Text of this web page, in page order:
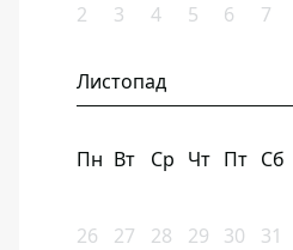
2 3 4 5 6 7
Листопад
Пн Вт Ср Чт Пт Сб
26 27 28 29 30 31